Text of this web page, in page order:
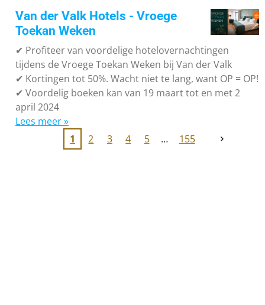
Van der Valk Hotels - Vroege
Toekan Weken
✔ Profiteer van voordelige hotelovernachtingen
tijdens de Vroege Toekan Weken bij Van der Valk
✔ Kortingen tot 50%. Wacht niet te lang, want OP = OP!
✔ Voordelig boeken kan van 19 maart tot en met 2
april 2024
Lees meer »
1
2 3 4 5 155